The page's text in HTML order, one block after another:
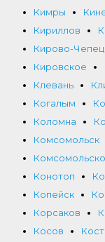
Кимры
Кириллов
Кирово-
Кировское
Клевань
Когалым
Коломна
Комсомольск
Конотоп
Копейск
Корсаков
Косов